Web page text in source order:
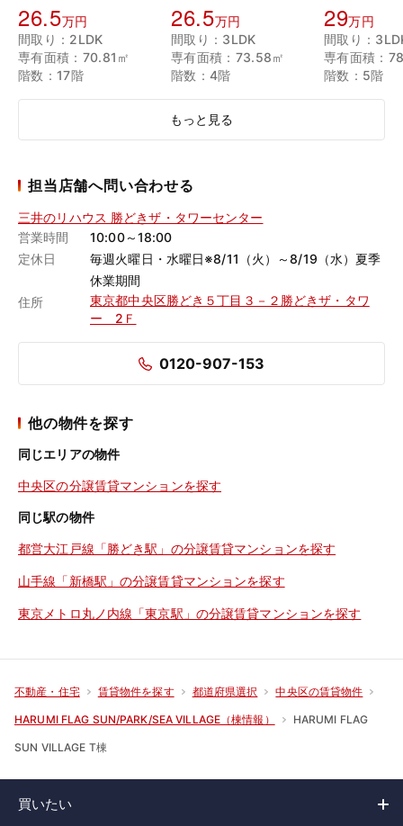
26.5万円
間取り：2LDK
専有面積：70.81㎡
階数：17階
26.5万円
間取り：3LDK
専有面積：73.58㎡
階数：4階
29万円
間取り：
専有面積：
階数：5階
もっと見る
担当店舗へ問い合わせる
三井のリハウス 勝どきザ・タワーセンター
営業時間
10:00～18:00
定休日
毎週火曜日・水曜日※8/11（火）～8/19（水）夏季
休業期間
住所
東京都中央区勝どき５丁目３－２勝どきザ・タワ
ー 2Ｆ
0120-907-153
他の物件を探す
同じエリアの物件
中央区の分譲賃貸マンションを探す
同じ駅の物件
都営大江戸線「勝どき駅」の分譲賃貸マンションを探す
山手線「新橋駅」の分譲賃貸マンションを探す
東京メトロ丸ノ内線「東京駅」の分譲賃貸マンションを探す
不動産・住宅 賃貸物件を探す 都道府県選択 中央区の賃貸物件
HARUMI FLAG SUN/PARK/SEA VILLAGE（棟情報） HARUMI FLAG
SUN VILLAGE T棟
買いたい